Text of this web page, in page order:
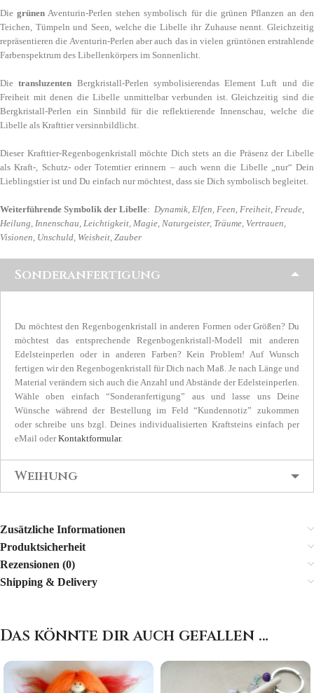
Diegrünen Aventurin-Perlen stehen symbolisch für die grünen Pflanzen an den
Teichen, Tümpeln und Seen, welche die Libelle ihr Zuhause nennt. Gleichzeitig
repräsentieren die Aventurin-Perlen aber auch das in vielen grüntönen erstrahlende
Farbenspektrum des Libellenkörpers im Sonnenlicht.
Dietransluzenten Bergkristall-Perlen symbolisierendas Element Luft und die
Freiheit mit denen die Libelle unmittelbar verbunden ist. Gleichzeitig sind die
Bergkristall-Perlen ein Sinnbild für die reflektierende Innenschau, welche die
Libelle als Krafttier versinnbildlicht.
Dieser Krafttier-Regenbogenkristall möchte Dich stets an die Präsenz der Libelle
als Kraft-, Schutz- oder Totemtier erinnern – auch wenn die Libelle „nur“ Dein
Lieblingstier ist und Du einfach nur möchtest, dass sie Dich symbolisch begleitet.
Weiterführende Symbolik der Libelle: Dynamik, Elfen, Feen, Freiheit, Freude,
Heilung, Innenschau, Leichtigkeit, Magie, Naturgeister, Träume, Vertrauen,
Visionen, Unschuld, Weisheit, Zauber
Sonderanfertigung
Du möchtest den Regenbogenkristall in anderen Formen oder Größen? Du
möchtest das entsprechende Regenbogenkristall-Modell mit anderen
Edelsteinperlen oder in anderen Farben? Kein Problem! Auf Wunsch
fertigen wir den Regenbogenkristall für Dich nach Maß. Je nach Länge und
Material verändern sich auch die Anzahl und Abstände der Edelsteinperlen.
Wähle oben einfach “Sonderanfertigung” aus und lasse uns Deine
Wünsche während der Bestellung im Feld “Kundennotiz” zukommen
oder schreibe uns bzgl. Deines individualisierten Kraftsteins einfach per
eMail oderKontaktformular.
Weihung
Zusätzliche Informationen
Produktsicherheit
Rezensionen (0)
Shipping & Delivery
Das könnte dir auch gefallen …